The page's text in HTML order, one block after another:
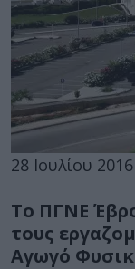
28 Ιουλίου 2016
Το ΠΓΝΕ
τους
Αγωγό